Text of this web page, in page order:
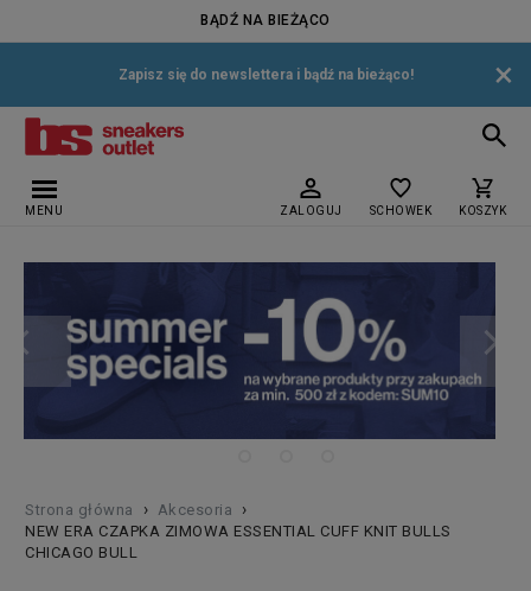
BĄDŹ NA BIEŻĄCO
Zapisz się do newslettera i bądź na bieżąco! ×
MENU ZALOGUJ SCHOWEK KOSZYK
Strona główna › Akcesoria ›
NEW ERA CZAPKA ZIMOWA ESSENTIAL CUFF KNIT BULLS
CHICAGO BULL